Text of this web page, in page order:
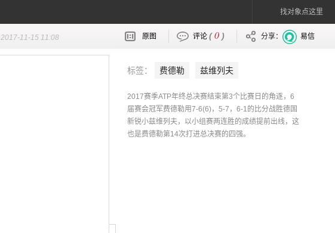
找对象点这里
2017-11-15 11:08 原图 评论 (0 ) 分享： 易信
标签： 费德勒 兹维列夫
2017赛季ATP年终总决赛结束第3个比赛日的角逐，6
届赛会冠军费德勒用7-6(6)，5-7，6-1的比分战胜德国
新锐小兹维列夫，以小组赛两连胜的成绩提前出线，这
也是费德勒第14次打进总决赛的四强。